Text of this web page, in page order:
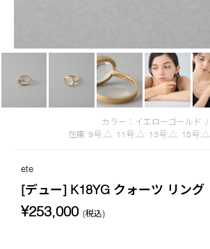
カラー：イエローゴールド /
在庫 9号:△ 11号:△ 13号:△ 15号:△
ete
[デュー] K18YG クォーツ リング
¥253,000 (税込)